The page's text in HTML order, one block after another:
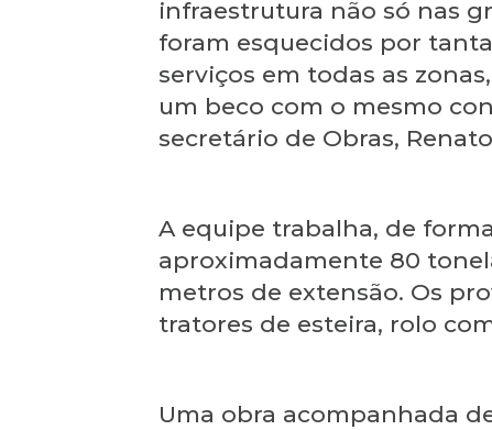
infraestrutura não só nas
foram esquecidos por
serviços em todas as
um beco com o mesmo
secretário de Obras,
A equipe trabalha, de
aproximadamente 80
metros de extensão. Os
tratores de esteira, rolo
Uma obra acompanhada